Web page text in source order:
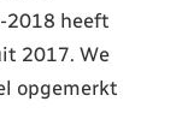
2018 heeft
2017. We
opgemerkt